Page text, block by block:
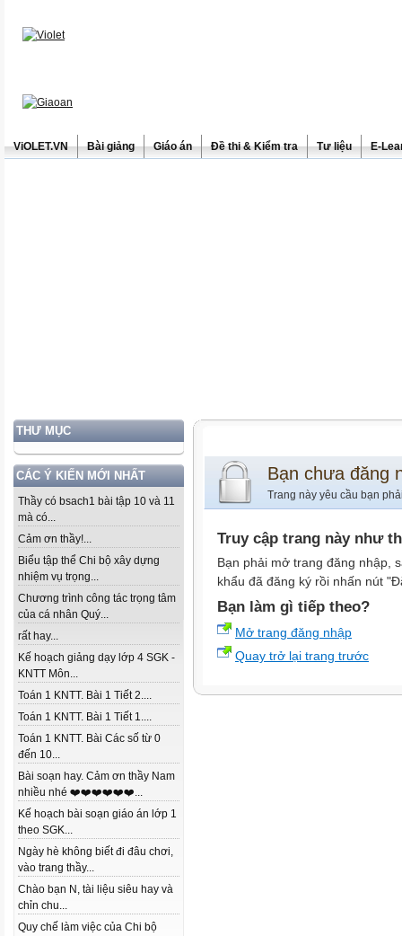
ViOLET.VN Bài giảng Giáo án Đề thi & Kiểm tra Tư liệu E-
THƯ MỤC
CÁC Ý KIẾN MỚI NHẤT
Thầy có bsach1 bài tập 10 và 11
mà có...
Cảm ơn thầy!...
Biểu tập thể Chi bộ xây dựng
nhiệm vụ trọng...
Chương trình công tác trọng tâm
của cá nhân Quý...
rất hay...
Kế hoạch giảng dạy lớp 4 SGK -
KNTT Môn...
Toán 1 KNTT. Bài 1 Tiết 2....
Toán 1 KNTT. Bài 1 Tiết 1....
Toán 1 KNTT. Bài Các số từ 0
đến 10...
Bài soạn hay. Cảm ơn thầy Nam
nhiều nhé ❤️❤️❤️❤️❤️❤️...
Kế hoạch bài soạn giáo án lớp 1
theo SGK...
Ngày hè không biết đi đâu chơi,
vào trang thầy...
Chào bạn N, tài liệu siêu hay và
chỉn chu...
Quy chế làm việc của Chi bộ
Bạn chưa đăng
Trang này yêu cầu bạn
Truy cập trang này như
Bạn phải mở trang đăng nhập,
khẩu đã đăng ký rồi nhấn nút
Bạn làm gì tiếp theo?
Mở trang đăng nhập
Quay trở lại trang trước